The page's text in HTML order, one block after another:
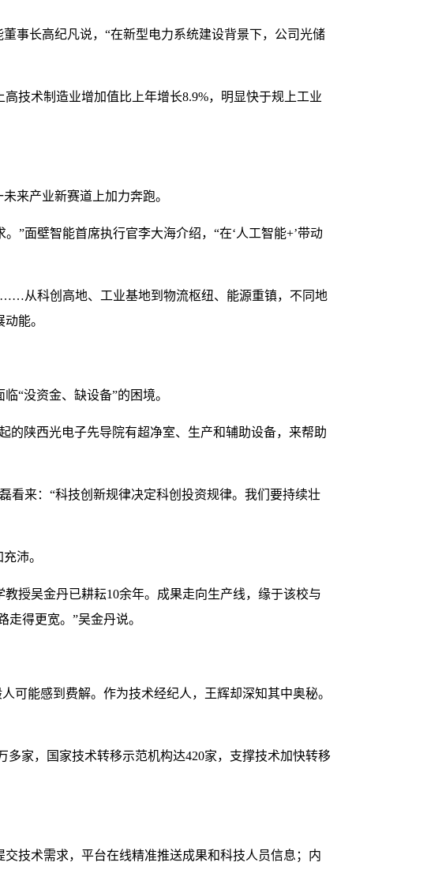
事长高纪凡说，“在新型电力系统建设背景下，公司光储
技术制造业增加值比上年增长8.9%，明显快于规上工业
来产业新赛道上加力奔跑。
”面壁智能首席执行官李大海介绍，“在‘人工智能+’带动
从科创高地、工业基地到物流枢纽、能源重镇，不同地
能。
“没资金、缺设备”的困境。
的陕西光电子先导院有超净室、生产和辅助设备，来帮助
看来：“科技创新规律决定科创投资规律。我们要持续壮
沛。
授吴金丹已耕耘10余年。成果走向生产线，缘于该校与
得更宽。”吴金丹说。
可能感到费解。作为技术经纪人，王辉却深知其中奥秘。
家，国家技术转移示范机构达420家，支撑技术加快转移
技术需求，平台在线精准推送成果和科技人员信息；内